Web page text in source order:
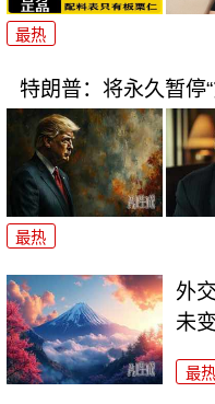
最热
特朗普：将永久暂停
最热
外
未
最热